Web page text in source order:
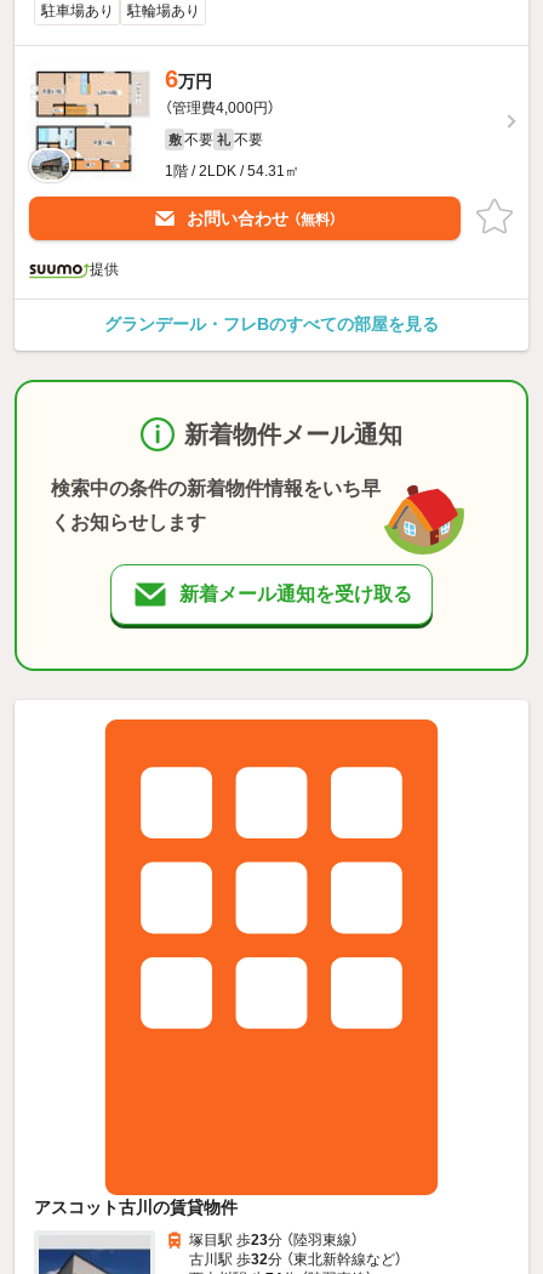
駐車場あり 駐輪場あり
6万円
（管理費4,000円）
敷 不要 礼 不要
1階 / 2LDK / 54.31㎡
お問い合わせ （無料）
提供
グランデール・フレBのすべての部屋を見る
新着物件メール通知
検索中の条件の新着物件情報をいち早
くお知らせします
新着メール通知を受け取る
アスコット古川の賃貸物件
塚目駅 歩23分 （陸羽東線）
古川駅 歩32分 （東北新幹線など）